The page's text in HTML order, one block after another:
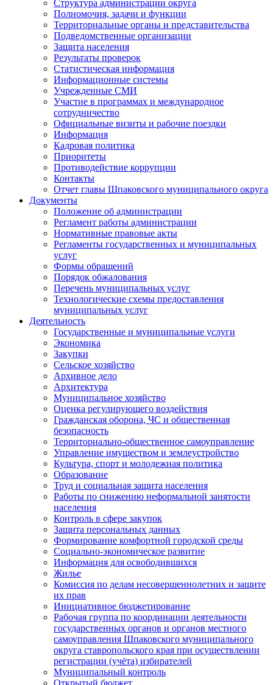
Структура администрации округа
Полномочия, задачи и функции
Территориальные органы и представительства
Подведомственные организации
Защита населения
Результаты проверок
Статистическая информация
Информационные системы
Учрежденные СМИ
Участие в программах и международное
сотрудничество
Официальные визиты и рабочие поездки
Информация
Кадровая политика
Приоритеты
Противодействие коррупции
Контакты
Отчет главы Шпаковского муниципального округа
Документы
Положение об администрации
Регламент работы администрации
Нормативные правовые акты
Регламенты государственных и муниципальных
услуг
Формы обращений
Порядок обжалования
Перечень муниципальных услуг
Технологические схемы предоставления
муниципальных услуг
Деятельность
Государственные и муниципальные услуги
Экономика
Закупки
Сельское хозяйство
Архивное дело
Архитектура
Муниципальное хозяйство
Оценка регулирующего воздействия
Гражданская оборона, ЧС и общественная
безопасность
Территориально-общественное самоуправление
Управление имуществом и землеустройство
Культура, спорт и молодежная политика
Образование
Труд и социальная защита населения
Работы по снижению неформальной занятости
населения
Контроль в сфере закупок
Защита персональных данных
Формирование комфортной городской среды
Социально-экономическое развитие
Информация для освободившихся
Жилье
Комиссия по делам несовершеннолетних и защите
их прав
Инициативное бюджетирование
Рабочая группа по координации деятельности
государственных органов и органов местного
самоуправления Шпаковского муниципального
округа ставропольского края при осуществлении
регистрации (учёта) избирателей
Муниципальный контроль